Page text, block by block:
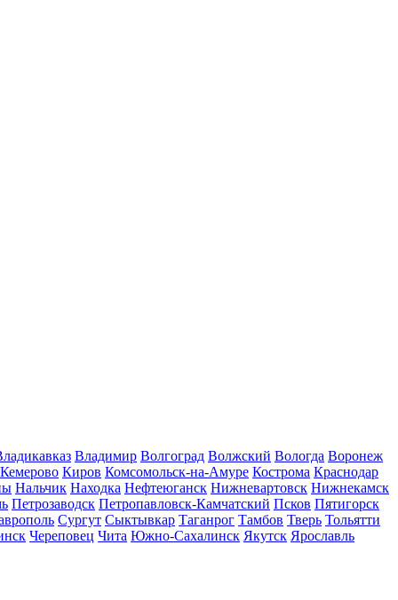
Владимир Волгоград Волжский Вологда Воронеж
Кемерово Киров Комсомольск-на-Амуре Кострома Краснодар
Нальчик Находка Нефтеюганск Нижневартовск Нижнекамск
Петрозаводск Петропавловск-Камчатский Псков Пятигорск
Сургут Сыктывкар Таганрог Тамбов Тверь Тольятти
Череповец Чита Южно-Сахалинск Якутск Ярославль